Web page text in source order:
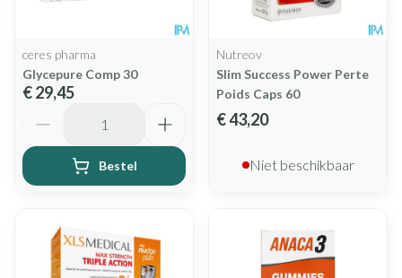
ceres pharma
Glycepure Comp 30
€ 29,45
Bestel
Nutreov
Slim Success Power Perte
Poids Caps 60
€ 43,20
Niet beschikbaar